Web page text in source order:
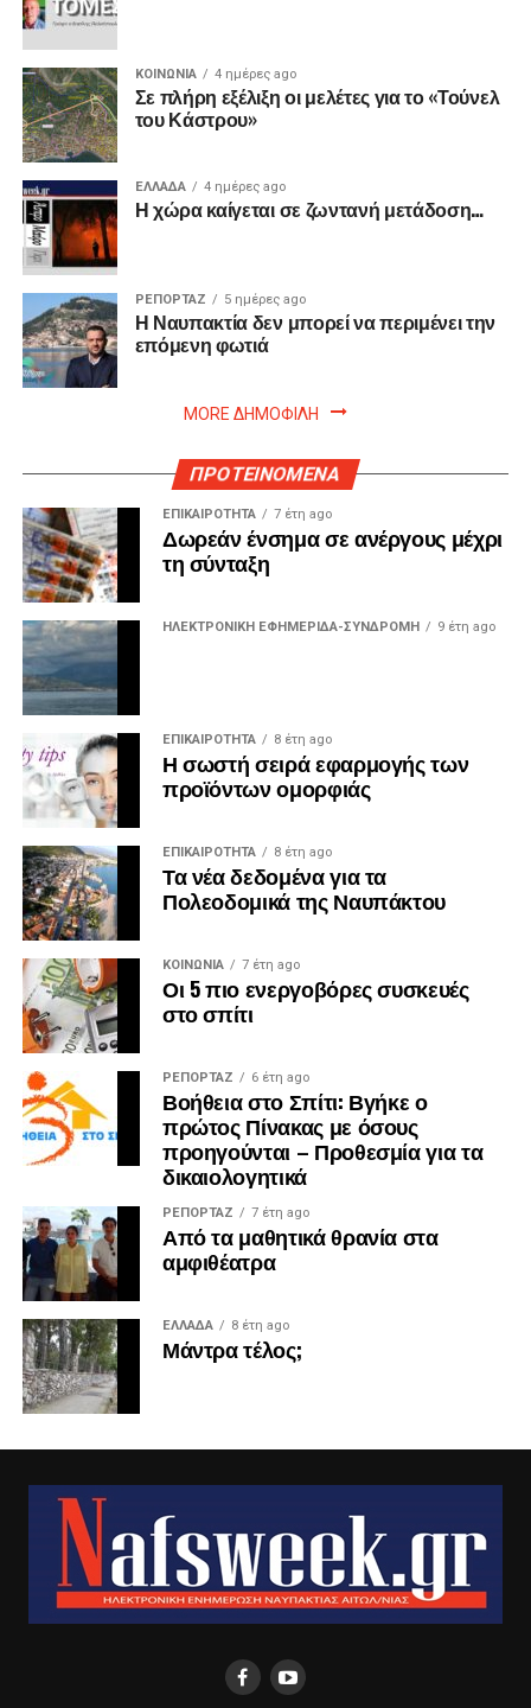
ΚΟΙΝΩΝΙΑ 4 ημέρες ago
Σε πλήρη εξέλιξη οι μελέτες για το «Τούνελ
του Κάστρου»
ΕΛΛΑΔΑ 4 ημέρες ago
Η χώρα καίγεται σε ζωντανή μετάδοση…
ΡΕΠΟΡΤΑΖ 5 ημέρες ago
Η Ναυπακτία δεν μπορεί να περιμένει την
επόμενη φωτιά
MORE ΔΗΜΟΦΙΛΗ
ΠΡΟΤΕΙΝΟΜΕΝΑ
ΕΠΙΚΑΙΡΟΤΗΤΑ 7 έτη ago
Δωρεάν ένσημα σε ανέργους μέχρι
τη σύνταξη
ΗΛΕΚΤΡΟΝΙΚΗ ΕΦΗΜΕΡΙΔΑ-ΣΥΝΔΡΟΜΗ 9 έτη ago
ΕΠΙΚΑΙΡΟΤΗΤΑ 8 έτη ago
Η σωστή σειρά εφαρμογής των
προϊόντων ομορφιάς
ΕΠΙΚΑΙΡΟΤΗΤΑ 8 έτη ago
Τα νέα δεδομένα για τα
Πολεοδομικά της Ναυπάκτου
ΚΟΙΝΩΝΙΑ 7 έτη ago
Οι 5 πιο ενεργοβόρες συσκευές
στο σπίτι
ΡΕΠΟΡΤΑΖ 6 έτη ago
Βοήθεια στο Σπίτι: Βγήκε ο
πρώτος Πίνακας με όσους
προηγούνται – Προθεσμία για τα
δικαιολογητικά
ΡΕΠΟΡΤΑΖ 7 έτη ago
Από τα μαθητικά θρανία στα
αμφιθέατρα
ΕΛΛΑΔΑ 8 έτη ago
Μάντρα τέλος;